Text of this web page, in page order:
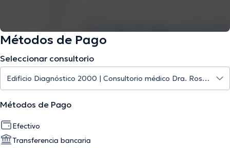
Métodos de Pago
Seleccionar consultorio
Métodos de Pago
Efectivo
Transferencia bancaria